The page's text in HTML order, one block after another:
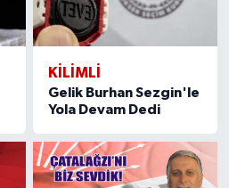
KILIMLI
Gelik Burhan Sezgin'le
Yola Devam Dedi